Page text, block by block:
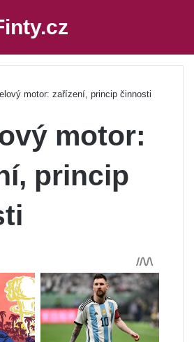
motor: zařízení, princip činnosti
motor:
princip